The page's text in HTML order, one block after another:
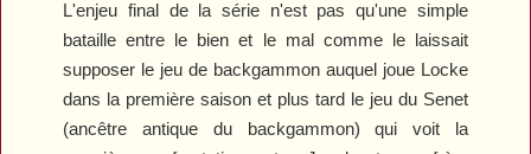
L'enjeu final de la série n'est pas qu'une simple
bataille entre le bien et le mal comme le laissait
supposer le jeu de backgammon auquel joue Locke
dans la première saison et plus tard le jeu du Senet
(ancêtre antique du backgammon) qui voit la